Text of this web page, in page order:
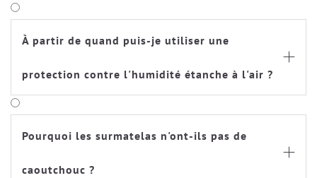
À partir de quand puis-je utiliser une
protection contre l'humidité étanche à l'air ?

Pourquoi les surmatelas n'ont-ils pas de
caoutchouc ?
